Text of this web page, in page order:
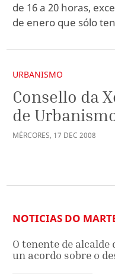
de 16 a 20 horas,
de enero que sólo
URBANISMO
Consello da
de
MÉRCORES, 17 DEC 2008
NOTICIAS DO
O tenente de alcalde
un acordo sobre o